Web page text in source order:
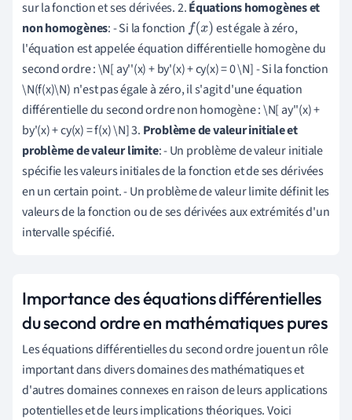
sur la fonction et ses dérivées. 2.Équations homogènes et
non homogènes: - Si la fonction f(x)
est égale à zéro,
l'équation est appelée équation différentielle homogène du
second ordre : \N[ ay''(x) + by'(x) + cy(x) = 0 \N] - Si la fonction
\N(f(x)\N) n'est pas égale à zéro, il s'agit d'une équation
différentielle du second ordre non homogène : \N[ ay''(x) +
by'(x) + cy(x) = f(x) \N] 3. Problème de valeur initiale et
problème de valeur limite: - Un problème de valeur initiale
spécifie les valeurs initiales de la fonction et de ses dérivées
en un certain point. - Un problème de valeur limite définit les
valeurs de la fonction ou de ses dérivées aux extrémités d'un
intervalle spécifié.
Importance des équations différentielles
du second ordre en mathématiques pures
Les équations différentielles du second ordre jouent un rôle
important dans divers domaines des mathématiques et
d'autres domaines connexes en raison de leurs applications
potentielles et de leurs implications théoriques. Voici